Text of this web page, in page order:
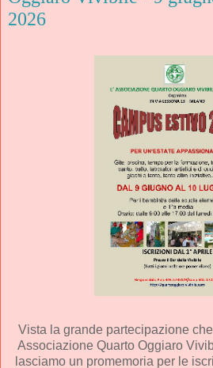
2026
Vista la grande partecipazione
Associazione Quarto Oggiaro
lasciamo un promemoria per le